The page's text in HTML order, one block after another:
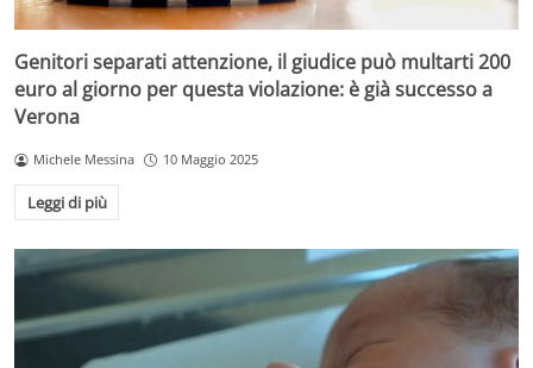
Genitori separati attenzione, il giudice può multarti 200
euro al giorno per questa violazione: è già successo a
Verona
Michele Messina 10 Maggio 2025
Leggi di più